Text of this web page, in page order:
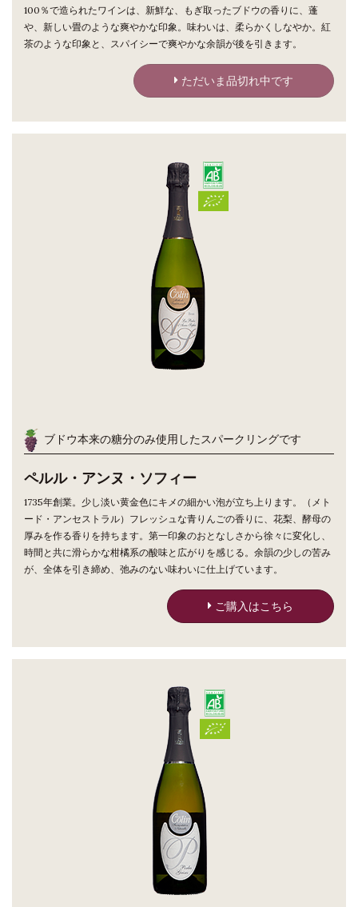
100％で造られたワインは、新鮮な、もぎ取ったブドウの香りに、蓬
や、新しい畳のような爽やかな印象。味わいは、柔らかくしなやか。紅
茶のような印象と、スパイシーで爽やかな余韻が後を引きます。
ただいま品切れ中です
ブドウ本来の糖分のみ使用したスパークリングです
ペルル・アンヌ・ソフィー
1735年創業。少し淡い黄金色にキメの細かい泡が立ち上ります。（メト
ード・アンセストラル）フレッシュな青りんごの香りに、花梨、酵母の
厚みを作る香りを持ちます。第一印象のおとなしさから徐々に変化し、
時間と共に滑らかな柑橘系の酸味と広がりを感じる。余韻の少しの苦み
が、全体を引き締め、弛みのない味わいに仕上げています。
ご購入はこちら